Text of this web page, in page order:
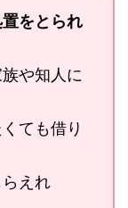
をとられ
や知人に
ても借り
えれ